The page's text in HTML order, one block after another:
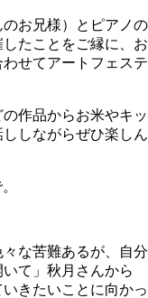
お兄様）とピアノの
たことをご縁に、お
せてアートフェステ
作品からお米やキッ
しながらぜひ楽しん
な苦難あるが、自分
て」秋月さんから
きたいことに向かっ